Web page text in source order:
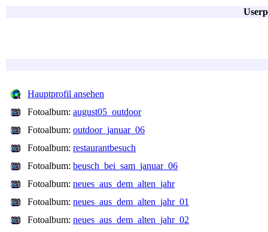
Hauptprofil ansehen
Fotoalbum: august05_outdoor
Fotoalbum: outdoor_januar_06
Fotoalbum: restaurantbesuch
Fotoalbum: beusch_bei_sam_januar_06
Fotoalbum: neues_aus_dem_alten_jahr
Fotoalbum: neues_aus_dem_alten_jahr_01
Fotoalbum: neues_aus_dem_alten_jahr_02